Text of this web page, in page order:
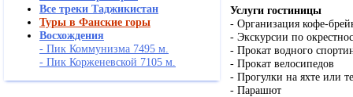
Все треки Таджикистан
Туры в Фанские горы
Восхождения
- Пик Коммунизма 7495 м.
- Пик Корженевской 7105 м.
Услуги гостиницы
- Организация кофе-
- Экскурсии по
- Прокат водного
- Прокат велосипедов
- Прогулки на яхте или
- Парашют